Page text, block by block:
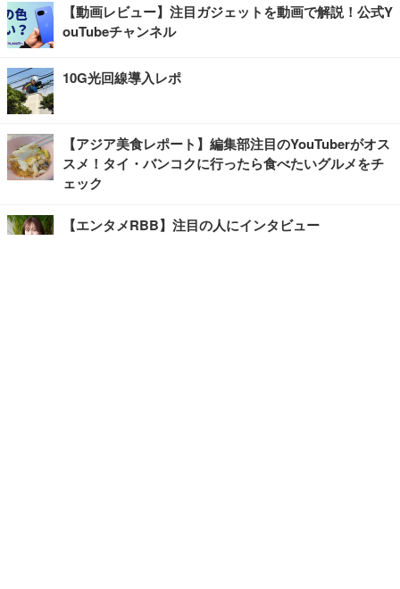
【動画レビュー】注目ガジェットを動画で解説！公式Y
ouTubeチャンネル
10G光回線導入レポ
【アジア美食レポート】編集部注目のYouTuberがオス
スメ！タイ・バンコクに行ったら食べたいグルメをチ
ェック
【エンタメRBB】注目の人にインタビュー